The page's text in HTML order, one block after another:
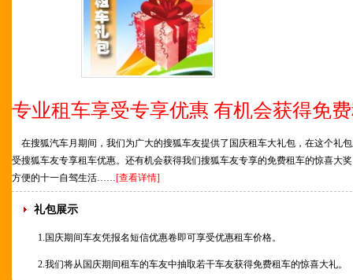
专业租车享受专享优惠 有机会获得免
在搜狐汽车月期间，我们为广大的搜狐车友提供了国庆租车大礼包，在这个礼
受搜狐车友专享租车优惠。还有机会获得我们搜狐车友专享的免费租车的惊喜大
方便的十一自驾生活……[查看详情]
礼包展示
1.国庆期间车友凭报名短信优惠卷即可享受优惠租车价格。
2.我们将从国庆期间租车的车友中抽取若干车友获得免费租车的惊喜大礼。